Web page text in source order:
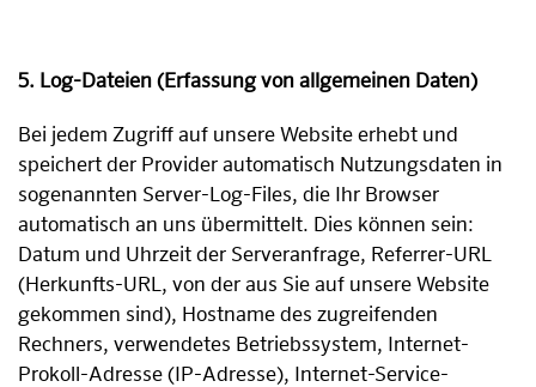
5. Log-Dateien (Erfassung von allgemeinen Daten)
Bei jedem Zugriff auf unsere Website erhebt und
speichert der Provider automatisch Nutzungsdaten in
sogenannten Server-Log-Files, die Ihr Browser
automatisch an uns übermittelt. Dies können sein:
Datum und Uhrzeit der Serveranfrage, Referrer-URL
(Herkunfts-URL, von der aus Sie auf unsere Website
gekommen sind), Hostname des zugreifenden
Rechners, verwendetes Betriebssystem, Internet-
Prokoll-Adresse (IP-Adresse), Internet-Service-